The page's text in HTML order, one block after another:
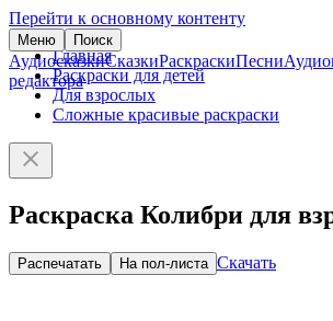
Перейти к основному контенту
Меню Поиск
АудиосказкиСказкиРаскраскиПесни
редактора
Главная
Раскраски для детей
Для взрослых
Сложные красивые раскраски
Раскраска Колибри для
Распечатать На пол-листа Скачать